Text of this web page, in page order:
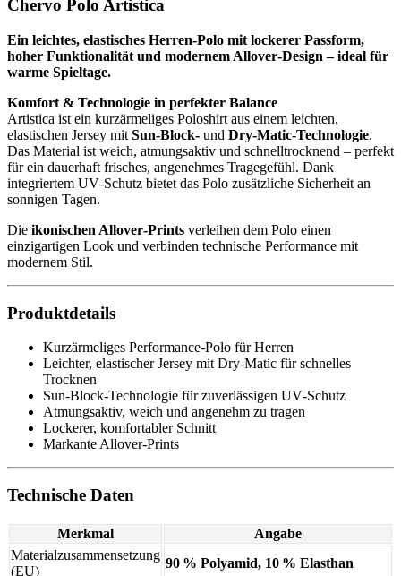
Chervo Polo Artistica
Ein leichtes, elastisches Herren‑Polo mit lockerer Passform,
hoher Funktionalität und modernem Allover‑Design – ideal für
warme Spieltage.
Komfort & Technologie in perfekter Balance
Artistica ist ein kurzärmeliges Poloshirt aus einem leichten,
elastischen Jersey mit Sun‑Block‑ und Dry‑Matic‑Technologie.
Das Material ist weich, atmungsaktiv und schnelltrocknend – perfekt
für ein dauerhaft frisches, angenehmes Tragegefühl. Dank
integriertem UV‑Schutz bietet das Polo zusätzliche Sicherheit an
sonnigen Tagen.
Die ikonischen Allover‑Prints verleihen dem Polo einen
einzigartigen Look und verbinden technische Performance mit
modernem Stil.
Produktdetails
Kurzärmeliges Performance‑Polo für Herren
Leichter, elastischer Jersey mit Dry‑Matic für schnelles
Trocknen
Sun‑Block‑Technologie für zuverlässigen UV‑Schutz
Atmungsaktiv, weich und angenehm zu tragen
Lockerer, komfortabler Schnitt
Markante Allover‑Prints
Technische Daten
Merkmal
Angabe
Materialzusammensetzung
(EU)
90 % Polyamid, 10 % Elasthan